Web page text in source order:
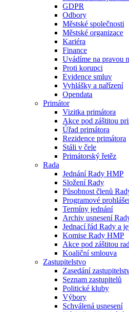
GDPR
Odbory
Městské společnosti
Městské organizace
Kariéra
Finance
Uvádíme na pravou
Proti korupci
Evidence smluv
Vyhlášky a nařízení
Opendata
Primátor
Vizitka primátora
Akce pod záštitou
Úřad primátora
Rezidence primátora
Stáli v čele
Primátorský řetěz
Rada
Jednání Rady HMP
Složení Rady
Působnost členů
Programové
Termíny jednání
Archiv usnesení
Jednací řád Rady a
Komise Rady HMP
Akce pod záštitou
Koaliční smlouva
Zastupitelstvo
Zasedání
Seznam zastupitelů
Politické kluby
Výbory
Schválená usnesení